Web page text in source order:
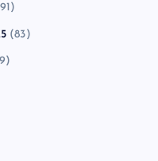
(83)